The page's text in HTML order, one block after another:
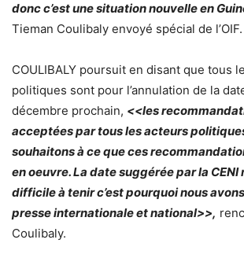
donc c’est une situation nouvelle en
Tieman Coulibaly envoyé spécial de l’OIF.
COULIBALY poursuit en disant que tous
politiques sont pour l’annulation de la
décembre prochain, <<les
acceptées par tous les acteurs
souhaitons à ce que ces
en oeuvre. La date suggérée par la CENI
difficile à tenir c’est pourquoi nous
presse internationale et national>>,
Coulibaly.